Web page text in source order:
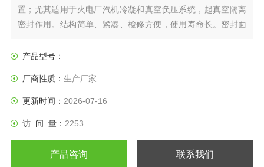
置；尤其适用于火电厂汽机冷凝和真空负压系统，起真空隔离
密封作用。结构简单、紧凑、检修方便，使用寿命长。密封面
是由电动执行机构和截止阀两部分组成，电动法兰截止阀的启
线作直线运动。
产品型号：
厂商性质： 生产厂家
更新时间： 2026-07-16
访 问 量： 2253
产品咨询 联系我们